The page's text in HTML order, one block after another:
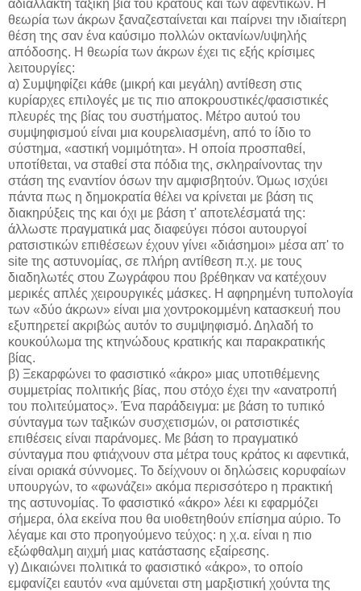
αδιάλλακτη ταξική βία του κράτους και των αφεντικών. Η
θεωρία των άκρων ξαναζεσταίνεται και παίρνει την ιδιαίτερη
θέση της σαν ένα καύσιμο πολλών οκτανίων/υψηλής
απόδοσης. Η θεωρία των άκρων έχει τις εξής κρίσιμες
λειτουργίες:
α) Συμψηφίζει κάθε (μικρή και μεγάλη) αντίθεση στις
κυρίαρχες επιλογές με τις πιο αποκρουστικές/φασιστικές
πλευρές της βίας του συστήματος. Μέτρο αυτού του
συμψηφισμού είναι μια κουρελιασμένη, από το ίδιο το
σύστημα, «αστική νομιμότητα». Η οποία προσπαθεί,
υποτίθεται, να σταθεί στα πόδια της, σκληραίνοντας την
στάση της εναντίον όσων την αμφισβητούν. Όμως ισχύει
πάντα πως η δημοκρατία θέλει να κρίνεται με βάση τις
διακηρύξεις της και όχι με βάση τ' αποτελέσματά της:
άλλωστε πραγματικά μας διαφεύγει πόσοι αυτουργοί
ρατσιστικών επιθέσεων έχουν γίνει «διάσημοι» μέσα απ' το
site της αστυνομίας, σε πλήρη αντίθεση π.χ. με τους
διαδηλωτές στου Ζωγράφου που βρέθηκαν να κατέχουν
μερικές απλές χειρουργικές μάσκες. Η αφηρημένη τυπολογία
των «δύο άκρων» είναι μια χοντροκομμένη κατασκευή που
εξυπηρετεί ακριβώς αυτόν το συμψηφισμό. Δηλαδή το
κουκούλωμα της κτηνώδους κρατικής και παρακρατικής
βίας.
β) Ξεκαρφώνει το φασιστικό «άκρο» μιας υποτιθέμενης
συμμετρίας πολιτικής βίας, που στόχο έχει την «ανατροπή
του πολιτεύματος». Ένα παράδειγμα: με βάση το τυπικό
σύνταγμα των ταξικών συσχετισμών, οι ρατσιστικές
επιθέσεις είναι παράνομες. Με βάση το πραγματικό
σύνταγμα που φτιάχνουν στα μέτρα τους κράτος κι αφεντικά,
είναι οριακά σύννομες. Το δείχνουν οι δηλώσεις κορυφαίων
υπουργών, το «φωνάζει» ακόμα περισσότερο η πρακτική
της αστυνομίας. Το φασιστικό «άκρο» λέει κι εφαρμόζει
σήμερα, όλα εκείνα που θα υιοθετηθούν επίσημα αύριο. Το
λέγαμε και στο προηγούμενο τεύχος: η χ.α. είναι η πιο
εξώφθαλμη αιχμή μιας κατάστασης εξαίρεσης.
γ) Δικαιώνει πολιτικά το φασιστικό «άκρο», το οποίο
εμφανίζει εαυτόν «να αμύνεται στη μαρξιστική χούντα της